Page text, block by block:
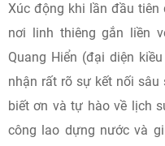
Xúc động khi lần đầu
nơi linh thiêng gắn liền
Quang Hiển (đại diện
nhận rất rõ sự kết nối sâu
biết ơn và tự hào về lịch
công lao dựng nước và